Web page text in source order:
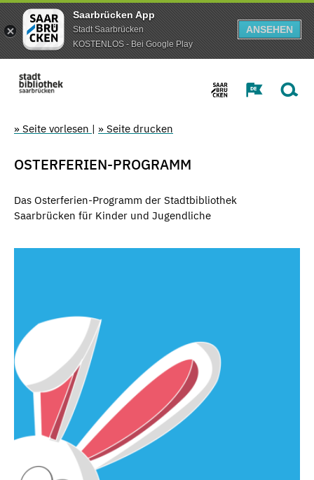
Saarbrücken App
Stadt Saarbrücken
KOSTENLOS - Bei Google Play
ANSEHEN
» Seite vorlesen | » Seite drucken
OSTERFERIEN-PROGRAMM
Das Osterferien-Programm der Stadtbibliothek
Saarbrücken für Kinder und Jugendliche